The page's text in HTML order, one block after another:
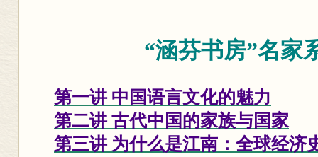
“涵芬书房”名家
第一讲 中国语言文化的魅力
第二讲 古代中国的家族与国家
第三讲 为什么是江南：全球经济